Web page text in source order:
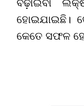
ବଢ଼ାଇବା
ହୋଇଯାଇଛି।
କେତେ ସଫଳ